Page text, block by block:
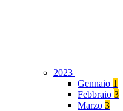
2023
Gennaio 1
Febbraio 3
Marzo 3